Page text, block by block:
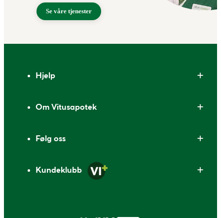
Se våre tjenester
Hjelp
Om Vitusapotek
Følg oss
Kundeklubb